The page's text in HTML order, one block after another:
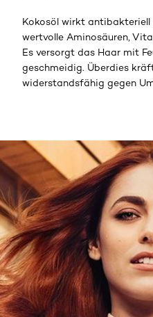
Kokosöl wirkt
wertvolle Aminosäuren,
Es versorgt das Haar mit
geschmeidig. Überdies
widerstandsfähig gegen